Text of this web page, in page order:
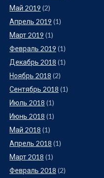
Май 2019 (2)
Апрель 2019 (1)
Март 2019 (1)
Февраль 2019 (1)
Декабрь 2018 (1)
Ноябрь 2018 (2)
Сентябрь 2018 (1)
Июль 2018 (1)
Июнь 2018 (1)
Май 2018 (1)
Апрель 2018 (1)
Март 2018 (1)
Февраль 2018 (2)